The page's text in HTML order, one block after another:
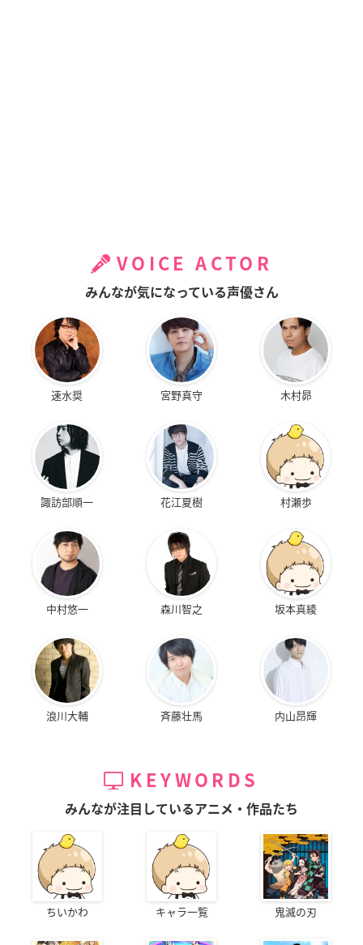
VOICE ACTOR
みんなが気になっている声優さん
速水奨 宮野真守 木村昴
諏訪部順一 花江夏樹 村瀬歩
中村悠一 森川智之 坂本真綾
浪川大輔 斉藤壮馬 内山昂輝
KEYWORDS
みんなが注目しているアニメ・作品たち
ちいかわ キャラ一覧 鬼滅の刃